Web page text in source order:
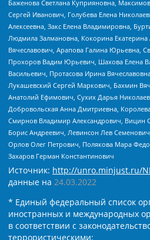
Баженова Светлана Куприяновна,
Сергей Иванович, Голубева Елена
Алексеевна, Закс Елена Владимировна,
Людмила Залмановна, Кокорина
Вячеславович, Арапова Галина Юрьевна,
Прохоров Вадим Юрьевич, Шахова Елена
Васильевич, Протасова Ирина
Лукашевский Сергей Маркович, Бахмин
Анатолий Ефимович, Сухих Дарья
Добровольская Анна Дмитриевна,
Смирнов Владимир Александрович, Вицин
Борис Андреевич, Левинсон Лев
Орлов Олег Петрович, Полякова Мара
Захаров Герман Константинович
Источник: http://unro.minjust.ru/
данные на 24.03.2022
* Единый федеральный список
иностранных и международных
в соответствии с
террористическими: